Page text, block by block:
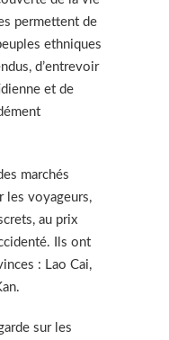
permettent de
ethniques
d’entrevoir
et de
marchés
les voyageurs,
au prix
Ils ont
: Lao Cai,
sur les